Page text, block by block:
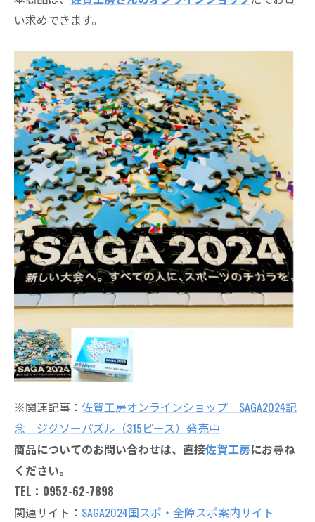
い求めできます。
※関連記事： 佐賀工房オンラインショップ｜SAGA2024記
念 ジグソーパズル（315ピース）発売中
商品についてのお問い合わせは、直接佐賀工房にお尋ね
ください。
TEL：0952-62-7898
関連サイト： SAGA2024国スポ・全障スポ案内サイト